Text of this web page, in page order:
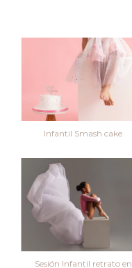
Infantil Smash cake
Sesión Infantil retrato en